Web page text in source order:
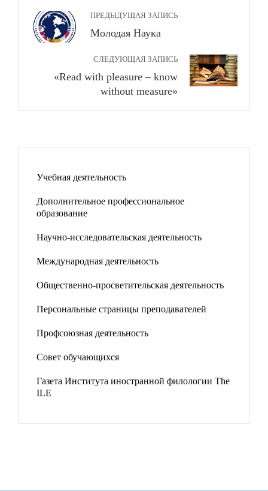
ПРЕДЫДУЩАЯ ЗАПИСЬ
Молодая Наука
СЛЕДУЮЩАЯ ЗАПИСЬ
«Read with pleasure – know
without measure»
Учебная деятельность
Дополнительное профессиональное
образование
Научно-исследовательская деятельность
Международная деятельность
Общественно-просветительская деятельность
Персональные страницы преподавателей
Профсоюзная деятельность
Совет обучающихся
Газета Института иностранной филологии The
ILE